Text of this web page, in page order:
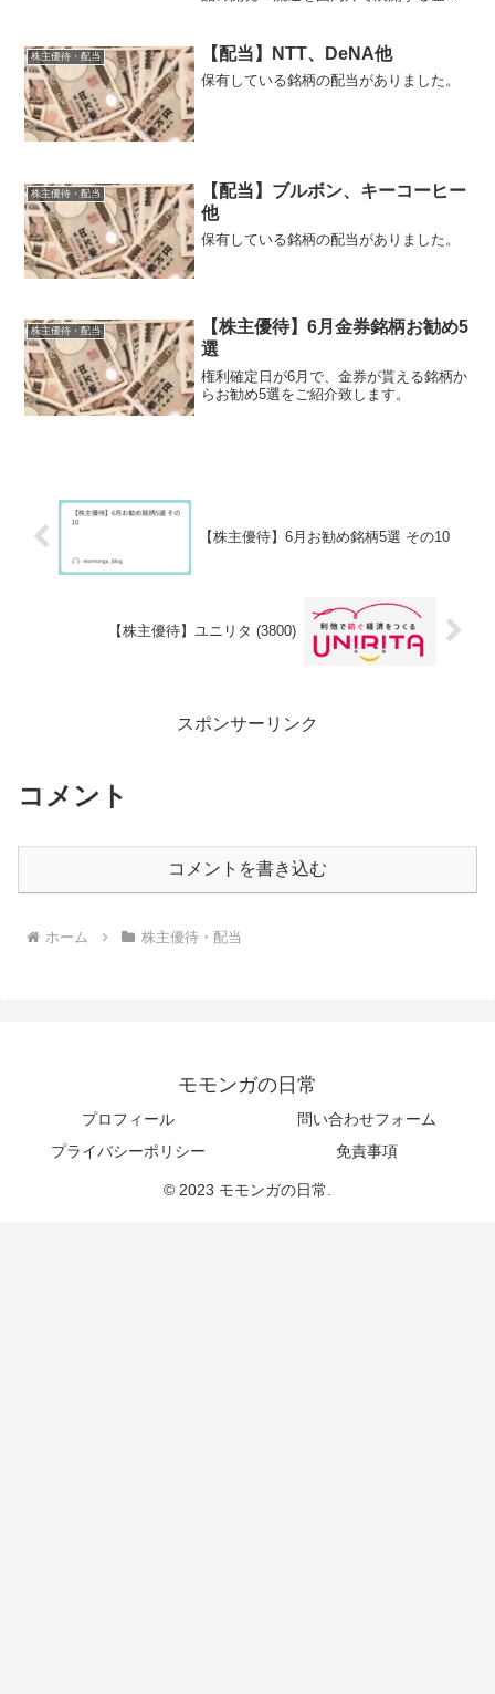
株主優待・配当 【配当】NTT、DeNA他
保有している銘柄の配当がありました。
株主優待・配当
【配当】ブルボン、キーコーヒー
他
保有している銘柄の配当がありました。
株主優待・配当
【株主優待】6月金券銘柄お勧め5
選
権利確定日が6月で、金券が貰える銘柄か
らお勧め5選をご紹介致します。
【株主優待】6月お勧め銘柄5選 その10
【株主優待】ユニリタ (3800)
スポンサーリンク
コメント
コメントを書き込む
ホーム 株主優待・配当
モモンガの日常
プロフィール
問い合わせフォーム
プライバシーポリシー
免責事項
© 2023 モモンガの日常.